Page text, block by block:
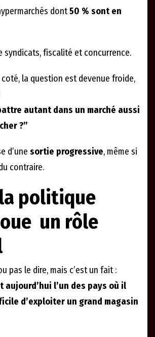
dont50 % sont en
syndicats, fiscalité et concurrence.
coté, la question est devenue froide,
autant dans un marché aussi
?”
d’une sortie progressive, même si
contraire.
politique
un rôle
pas le dire, mais c’est un fait :
aujourd’hui l’un des pays où il
d’exploiter un grand magasin